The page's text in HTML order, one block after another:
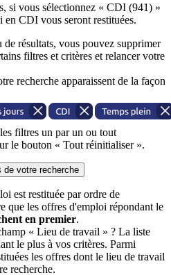
si vous sélectionnez « CDI (941) »
en CDI vous seront restituées.
de résultats, vous pouvez supprimer
filtres et critères et relancer votre
recherche apparaissent de la façon
filtres un par un ou tout
le bouton « Tout réinitialiser ».
votre recherche
est restituée par ordre de
que les offres d'emploi répondant le
en premier.
« Lieu de travail » ? La liste
le plus à vos critères. Parmi
les offres dont le lieu de travail
recherche.